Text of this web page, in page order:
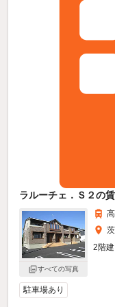
ラルーチェ．Ｓ２の
すべての写真
2階
駐車場あり